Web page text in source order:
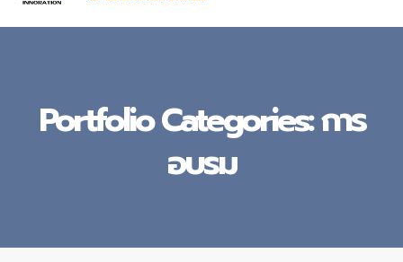
Portfolio Categories:การ
อบรม